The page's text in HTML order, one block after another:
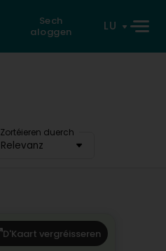
Sech
aloggen
LU
Zortéieren duerch
Relevanz
D'Kaart vergréisseren